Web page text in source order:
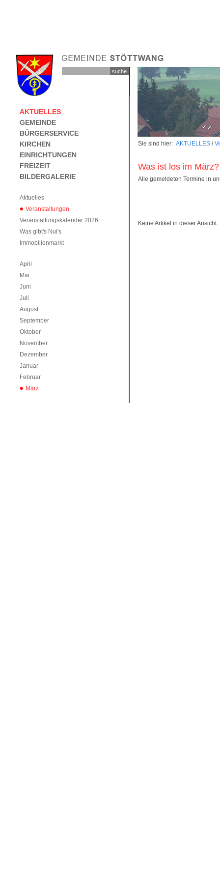
AKTUELLES
GEMEINDE
BÜRGERSERVICE
KIRCHEN
EINRICHTUNGEN
FREIZEIT
BILDERGALERIE
Aktuelles
Veranstaltungen
Veranstaltungskalender 2026
Was gibt's Nui's
Immobilienmarkt
April
Mai
Juni
Juli
August
September
Oktober
November
Dezember
Januar
Februar
März
Sie sind hier: AKTUELLES/
Was ist los im März?
Alle gemeldeten Termine in
Keine Artikel in dieser Ansicht.